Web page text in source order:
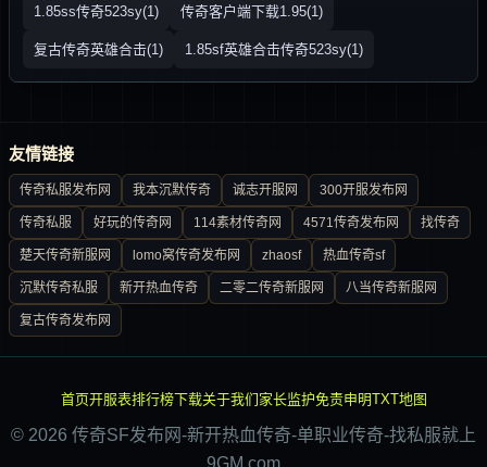
1.85ss传奇523sy(1) 传奇客户端下载1.95(1)
复古传奇英雄合击(1) 1.85sf英雄合击传奇523sy(1)
友情链接
传奇私服发布网 我本沉默传奇 诚志开服网 300开服发布网
传奇私服 好玩的传奇网 114素材传奇网 4571传奇发布网 找传奇
楚天传奇新服网 lomo窝传奇发布网 zhaosf 热血传奇sf
沉默传奇私服 新开热血传奇 二零二传奇新服网 八当传奇新服网
复古传奇发布网
首页开服表排行榜下载关于我们 家长监护免责申明TXT地图
© 2026 传奇SF发布网-新开热血传奇-单职业传奇-找私服就上
9GM.com